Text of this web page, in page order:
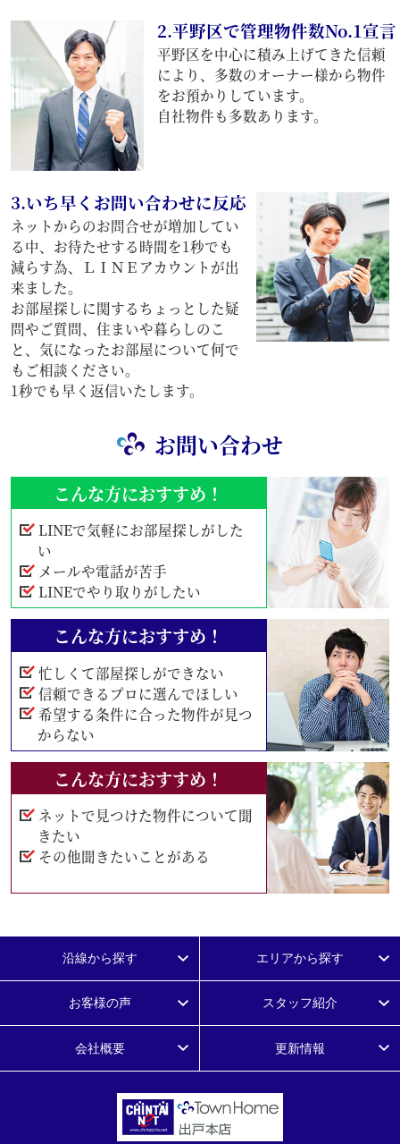
2.平野区で管理物件数No.1宣言
平野区を中心に積み上げてきた信頼
により、多数のオーナー様から物件
をお預かりしています。
自社物件も多数あります。
3.いち早くお問い合わせに反応
ネットからのお問合せが増加してい
る中、お待たせする時間を1秒でも
減らす為、ＬＩＮＥアカウントが出
来ました。
お部屋探しに関するちょっとした疑
問やご質問、住まいや暮らしのこ
と、気になったお部屋について何で
もご相談ください。
1秒でも早く返信いたします。
お問い合わせ
こんな方におすすめ！
LINEで気軽にお部屋探しがした
い
メールや電話が苦手
LINEでやり取りがしたい
こんな方におすすめ！
忙しくて部屋探しができない
信頼できるプロに選んでほしい
希望する条件に合った物件が見つ
からない
こんな方におすすめ！
ネットで見つけた物件について聞
きたい
その他聞きたいことがある
沿線から探す エリアから探す
お客様の声 スタッフ紹介
会社概要 更新情報